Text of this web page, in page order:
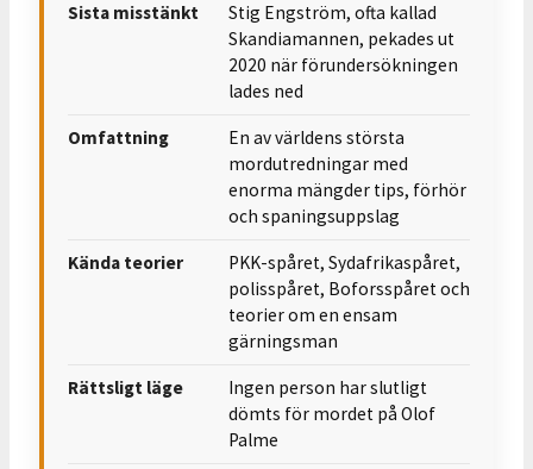
Sista misstänkt
Stig Engström, ofta kallad
Skandiamannen, pekades ut
2020 när förundersökningen
lades ned
Omfattning
En av världens största
mordutredningar med
enorma mängder tips, förhör
och spaningsuppslag
Kända teorier
PKK-spåret, Sydafrikaspåret,
polisspåret, Boforsspåret och
teorier om en ensam
gärningsman
Rättsligt läge
Ingen person har slutligt
dömts för mordet på Olof
Palme